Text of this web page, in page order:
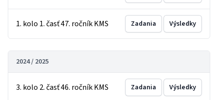
1. kolo 1. časť 47. ročník KMS Zadania Výsledky
2024 / 2025
3. kolo 2. časť 46. ročník KMS Zadania Výsledky